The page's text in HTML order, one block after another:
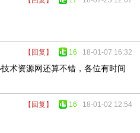
【回复】 16 18-01-07 16:32
术资源网还算不错，各位有时间
【回复】 16 18-01-02 12:54